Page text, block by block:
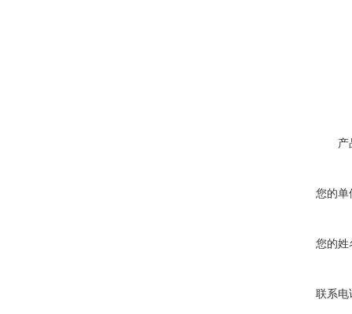
产
您的单
您的姓
联系电